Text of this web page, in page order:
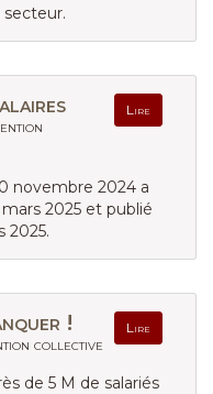
Lire
novembre 2024 a
2025 et publié
2025.
! Lire
collective
de 5 M de salariés